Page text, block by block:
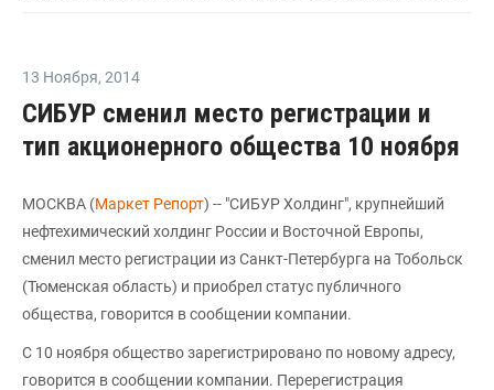
13 Ноября, 2014
СИБУР сменил место регистрации и
тип акционерного общества 10 ноября
МОСКВА (Маркет Репорт) -- "СИБУР Холдинг", крупнейший
нефтехимический холдинг России и Восточной Европы,
сменил место регистрации из Санкт-Петербурга на Тобольск
(Тюменская область) и приобрел статус публичного
общества, говорится в сообщении компании.
С 10 ноября общество зарегистрировано по новому адресу,
говорится в сообщении компании. Перерегистрация